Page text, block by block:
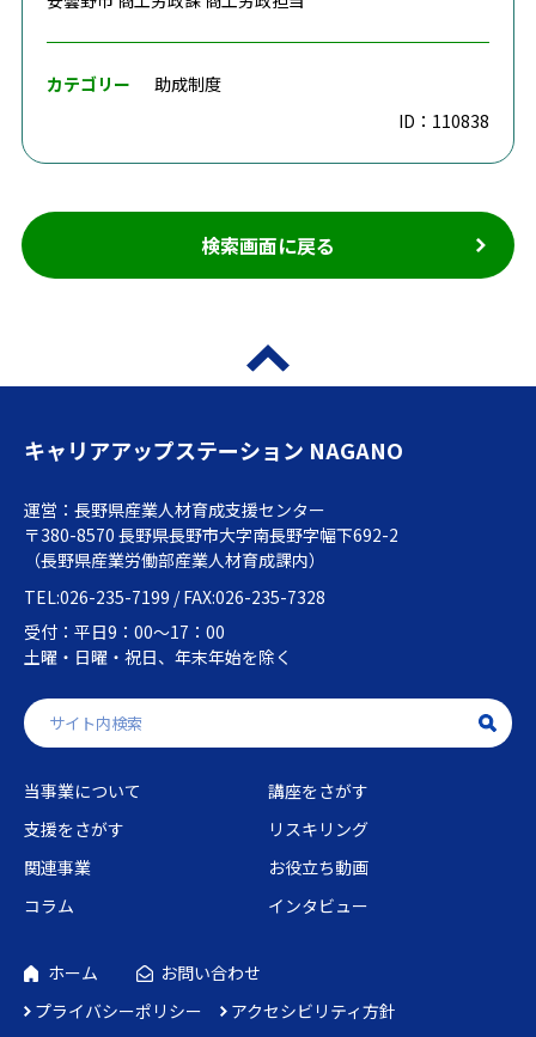
カテゴリー
助成制度
ID：110838
検索画面に戻る
キャリアアップステーション NAGANO
運営：長野県産業人材育成支援センター
〒380-8570 長野県長野市大字南長野字幅下692-2
（長野県産業労働部産業人材育成課内）
TEL:026-235-7199 / FAX:026-235-7328
受付：平日9：00～17：00
土曜・日曜・祝日、年末年始を除く
当事業について
講座をさがす
支援をさがす
リスキリング
関連事業
お役立ち動画
コラム
インタビュー
ホーム
お問い合わせ
プライバシーポリシー
アクセシビリティ方針